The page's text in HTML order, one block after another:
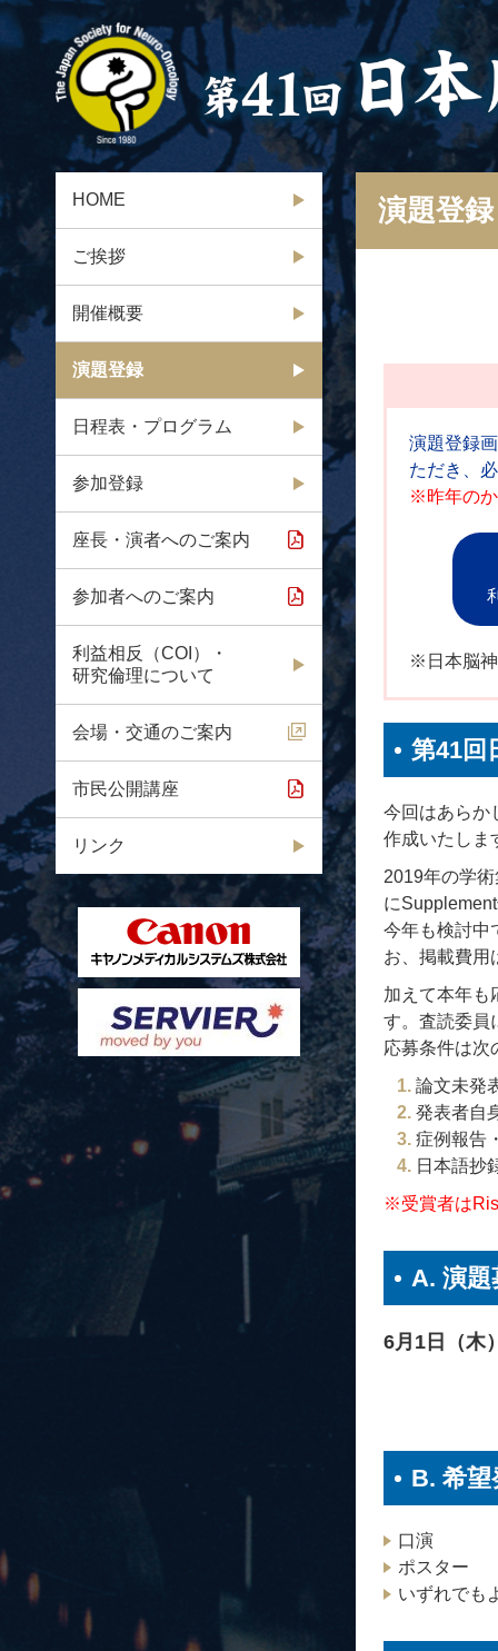
HOME
ご挨拶
開催概要
演題登録
日程表・プログラム
参加登録
座長・演者へのご案内
参加者へのご案内
利益相反（COI）・
研究倫理について
会場・交通のご案内
市民公開講座
リンク
演題登録
演題登録
ただき、
※昨年のか
※日本脳神
第41回
今回はあらか
作成いたしま
2019年の学
に
今年も検討中
お、掲載費用
加えて本年も
す。査読委員
応募条件は次
論文未発
発表者自
症例報告
日本語抄
※受賞者は
A. 演題
6月1日（木
B. 希望
口演
ポスター
いずれでも